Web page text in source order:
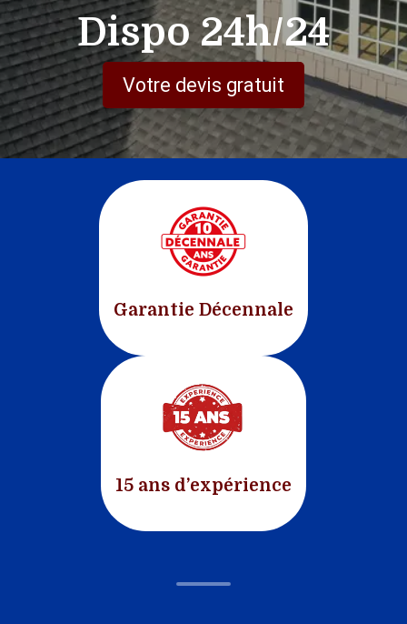
Dispo 24h/24
Votre devis gratuit
Garantie Décennale
15 ans d’expérience